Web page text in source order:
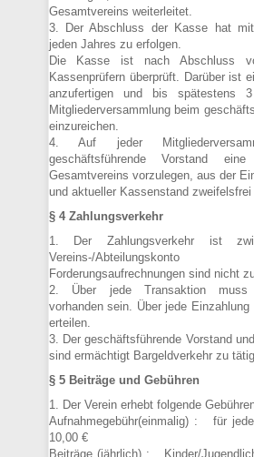
Gesamtvereins weiterleitet.
3. Der Abschluss der Kasse hat
jeden Jahres zu erfolgen.
Die Kasse ist nach Abschluss
Kassenprüfern überprüft. Darüber ist
anzufertigen und bis spätestens
Mitgliederversammlung beim
einzureichen.
4. Auf jeder
geschäftsführende Vorstand
Gesamtvereins vorzulegen, aus der
und aktueller Kassenstand zweifelsfrei
§ 4 Zahlungsverkehr
1. Der Zahlungsverkehr ist
Vereins-/Abteilungskonto
Forderungsaufrechnungen sind nicht
2. Über jede Transaktion muss
vorhanden sein. Über jede
erteilen.
3. Der geschäftsführende Vorstand
sind ermächtigt Bargeldverkehr zu
§ 5 Beiträge und Gebühren
1. Der Verein erhebt folgende
Aufnahmegebühr(einmalig) : für
10,00 €
Beiträge (jährlich) : Kinder/